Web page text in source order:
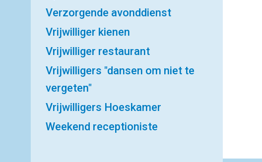
Verzorgende avonddienst
Vrijwilliger kienen
Vrijwilliger restaurant
Vrijwilligers "dansen om niet te
vergeten"
Vrijwilligers Hoeskamer
Weekend receptioniste